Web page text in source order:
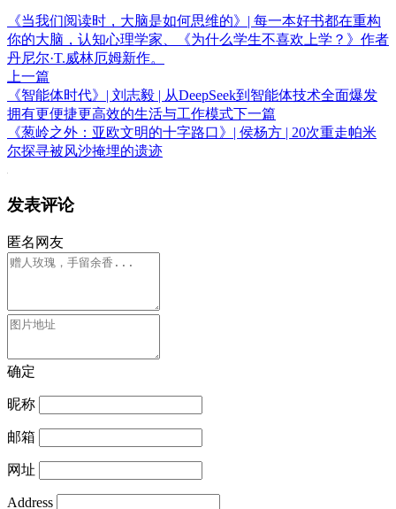
《当我们阅读时，大脑是如何思维的》| 每一本好书都在重构
你的大脑，认知心理学家、《为什么学生不喜欢上学？》作者
丹尼尔·T.威林厄姆新作。
上一篇
《智能体时代》| 刘志毅 | 从DeepSeek到智能体技术全面爆发
拥有更便捷更高效的生活与工作模式下一篇
《葱岭之外：亚欧文明的十字路口》| 侯杨方 | 20次重走帕米
尔探寻被风沙掩埋的遗迹
发表评论
匿名网友
确定
昵称
邮箱
网址
Address